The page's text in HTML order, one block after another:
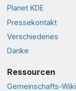
Planet KDE
Pressekontakt
Verschiedenes
Danke
Ressourcen
Gemeinschafts-Wiki